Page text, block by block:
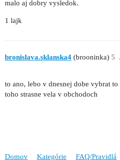
malo aj dobry vysledok.
1 lajk
bronislava.sklanska4 (brooninka) 5
to ano, lebo v dnesnej dobe vybrat
toho strasne vela v obchodoch
Domov Kategórie FAQ/Pravidlá